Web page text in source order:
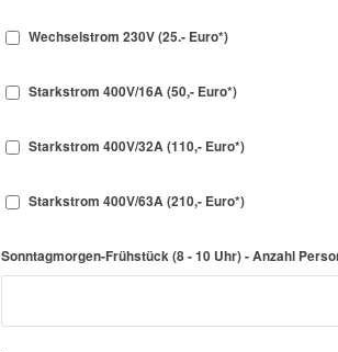
Wechselstrom 230V (25.- Euro*)
Starkstrom 400V/16A (50,- Euro*)
Starkstrom 400V/32A (110,- Euro*)
Starkstrom 400V/63A (210,- Euro*)
Sonntagmorgen-Frühstück (8 - 10 Uhr) - Anzahl